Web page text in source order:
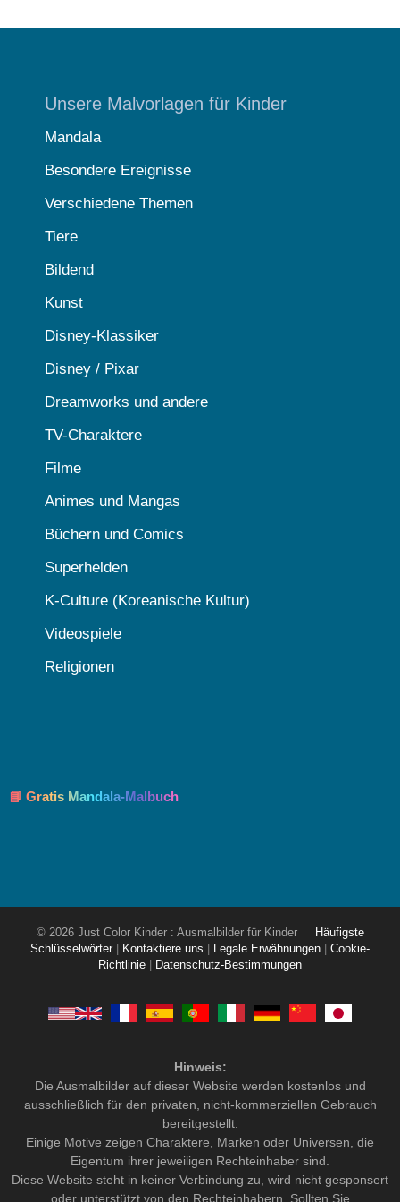
Unsere Malvorlagen für Kinder
Mandala
Besondere Ereignisse
Verschiedene Themen
Tiere
Bildend
Kunst
Disney-Klassiker
Disney / Pixar
Dreamworks und andere
TV-Charaktere
Filme
Animes und Mangas
Büchern und Comics
Superhelden
K-Culture (Koreanische Kultur)
Videospiele
Religionen
📘 Gratis Mandala-Malbuch
© 2026 Just Color Kinder : Ausmalbilder für Kinder
Häufigste
Schlüsselwörter
Kontaktiere uns Legale Erwähnungen
Cookie-
Richtlinie
Datenschutz-Bestimmungen
Hinweis:
Die Ausmalbilder auf dieser Website werden kostenlos und
ausschließlich für den privaten, nicht-kommerziellen Gebrauch
bereitgestellt.
Einige Motive zeigen Charaktere, Marken oder Universen, die
Eigentum ihrer jeweiligen Rechteinhaber sind.
Diese Website steht in keiner Verbindung zu, wird nicht gesponsert
oder unterstützt von den Rechteinhabern. Sollten Sie